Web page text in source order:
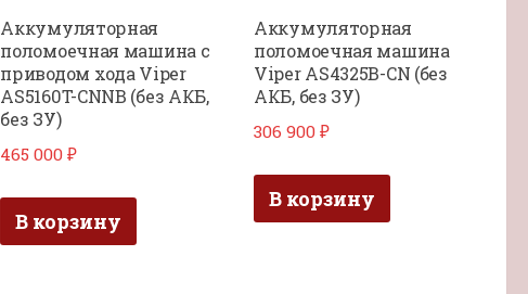
Аккумуляторная
поломоечная машина с
приводом хода Viper
AS5160T-CNNB (без АКБ,
без ЗУ)
465 000₽
В корзину
Аккумуляторная
поломоечная машина
Viper AS4325B-CN (без
АКБ, без ЗУ)
306 900₽
В корзину